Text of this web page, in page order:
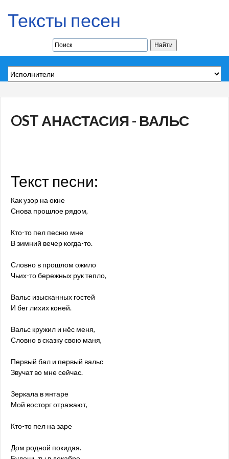
Тексты песен
OST АНАСТАСИЯ - ВАЛЬС
Текст песни:
Как узор на окне
Снова прошлое рядом,
Кто-то пел песню мне
В зимний вечер когда-то.
Словно в прошлом ожило
Чьих-то бережных рук тепло,
Вальс изысканных гостей
И бег лихих коней.
Вальс кружил и нёс меня,
Словно в сказку свою маня,
Первый бал и первый вальс
Звучат во мне сейчас.
Зеркала в янтаре
Мой восторг отражают,
Кто-то пел на заре
Дом родной покидая.